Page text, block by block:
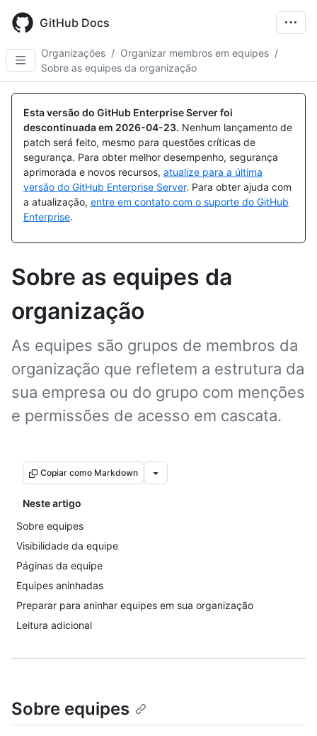
main
content
GitHub Docs
Organizações / Organizar membros em equipes /
Sobre as equipes da organização
Esta versão do GitHub Enterprise Server foi
descontinuada em 2026-04-23. Nenhum lançamento de
patch será feito, mesmo para questões críticas de
segurança. Para obter melhor desempenho, segurança
aprimorada e novos recursos, atualize para a última
versão do GitHub Enterprise Server. Para obter ajuda com
a atualização, entre em contato com o suporte do GitHub
Enterprise.
Sobre as equipes da
organização
As equipes são grupos de membros da
organização que refletem a estrutura da
sua empresa ou do grupo com menções
e permissões de acesso em cascata.
Copiar como Markdown
Neste artigo
Sobre equipes
Visibilidade da equipe
Páginas da equipe
Equipes aninhadas
Preparar para aninhar equipes em sua organização
Leitura adicional
Sobre equipes